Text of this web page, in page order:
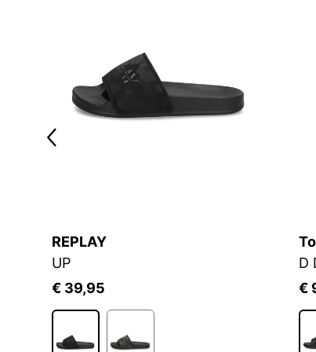
REPLAY
UP
€ 39,95
€